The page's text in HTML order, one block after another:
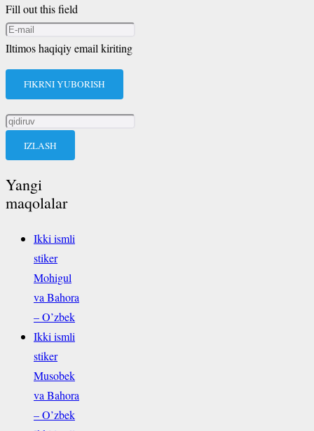
Fill out this field
Iltimos haqiqiy email kiriting
FIKRNI YUBORISH
Qidirshish:
Yangi
maqolalar
Ikki ismli
stiker
Mohigul
va Bahora
– O’zbek
Ikki ismli
stiker
Musobek
va Bahora
– O’zbek